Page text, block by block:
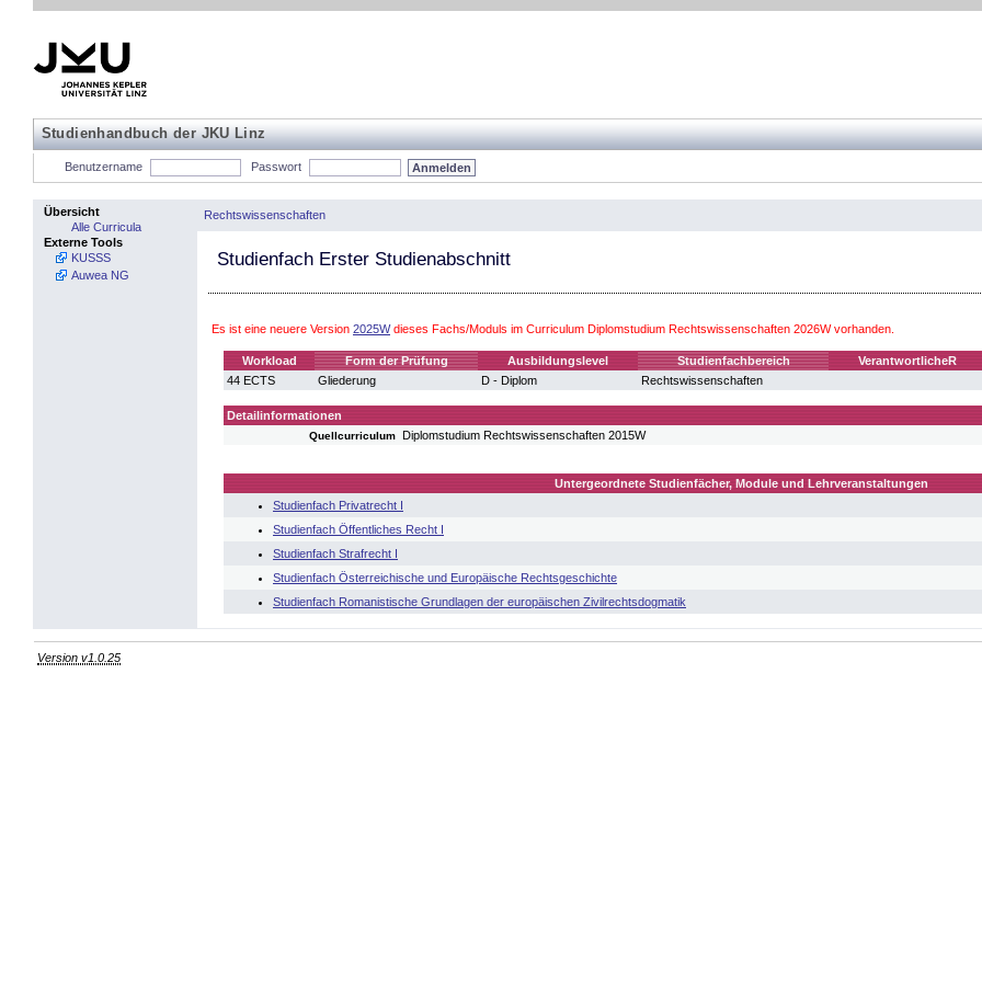
Studienhandbuch der JKU Linz
Benutzername Passwort
Übersicht
Alle Curricula
Externe Tools
KUSSS
Auwea NG
Rechtswissenschaften
Studienfach Erster Studienabschnitt
Es ist eine neuere Version 2025Wdieses Fachs/Moduls im Curriculum Diplomstudium Rechtswissenschaften 2026W vorhanden.
Workload Form der Prüfung Ausbildungslevel Studienfachbereich VerantwortlicheR
44 ECTS
Gliederung D - Diplom Rechtswissenschaften
Detailinformationen
Quellcurriculum Diplomstudium Rechtswissenschaften 2015W
Untergeordnete Studienfächer, Module und Lehrveranstaltungen
Studienfach Privatrecht I
Studienfach Öffentliches Recht I
Studienfach Strafrecht I
Studienfach Österreichische und Europäische Rechtsgeschichte
Studienfach Romanistische Grundlagen der europäischen Zivilrechtsdogmatik
Version v1.0.25